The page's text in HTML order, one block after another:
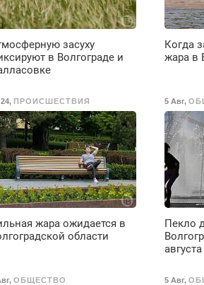
засуху
в Волгограде и
Когда
жара в
, ПРОИСШЕСТВИЯ
жара ожидается в
области
5 Авг,
Пекло
августа
,ОБЩЕСТВО 5 Авг,